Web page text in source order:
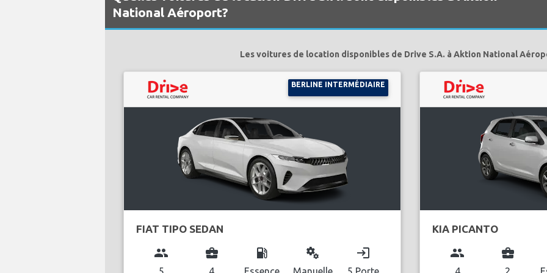
National Aéroport?
Les voitures de location disponibles de Drive S.A. à Aktion National
BERLINE INTERMÉDIAIRE
FIAT TIPO SEDAN
group business_center local_gas_station miscellaneous_services login
KIA PICANTO
group business_center